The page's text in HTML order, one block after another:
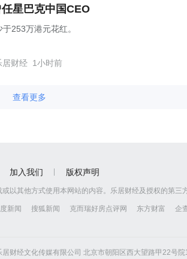
星巴克中国CEO
于253万港元花红。
居财经 1小时前
查看更多
加入我们 版权声明
以其他方式使用本网站的内容。乐居财经及授权的第三
新闻 搜狐新闻 克而瑞好房点评网 东方财富 企
财经文化传媒有限公司 北京市朝阳区西大望路甲22号